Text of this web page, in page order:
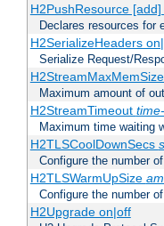
H2PushResource [add]
Declares resources for
H2SerializeHeaders
Serialize Request/
H2StreamMaxMemSize
Maximum amount of
H2StreamTimeout
Maximum time waiting
H2TLSCoolDownSecs
Configure the number
H2TLSWarmUpSize
Configure the number
H2Upgrade on|off